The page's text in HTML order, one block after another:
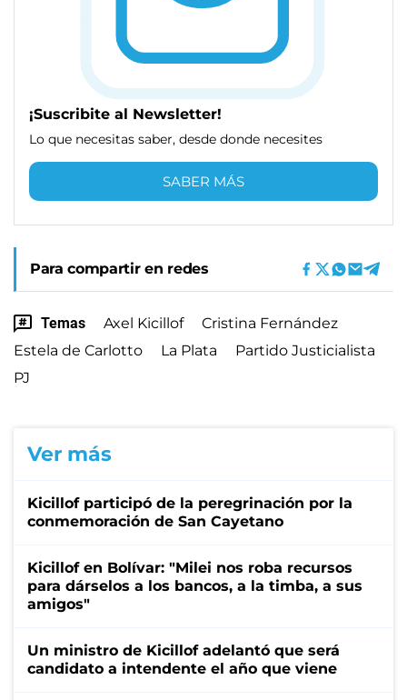
¡Suscribite al Newsletter!
Lo que necesitas saber, desde donde necesites
SABER MÁS
Para compartir en redes
Temas Axel Kicillof
Cristina Fernández
Estela de Carlotto
La Plata
Partido Justicialista
PJ
Ver más
Kicillof participó de la peregrinación por la
conmemoración de San Cayetano
Kicillof en Bolívar: "Milei nos roba recursos
para dárselos a los bancos, a la timba, a sus
amigos"
Un ministro de Kicillof adelantó que será
candidato a intendente el año que viene